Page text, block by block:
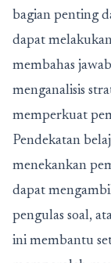
bagian penting
dapat
membahas
menganalisis
memperkuat
Pendekatan
menekankan
dapat
pengulas soal,
ini membantu